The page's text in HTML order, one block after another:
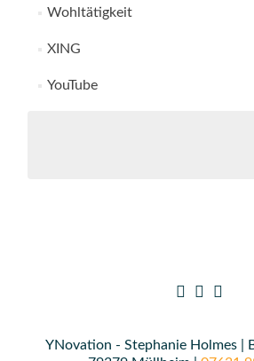
Wohltätigkeit
XING
YouTube
YNovation - Stephanie Holmes |